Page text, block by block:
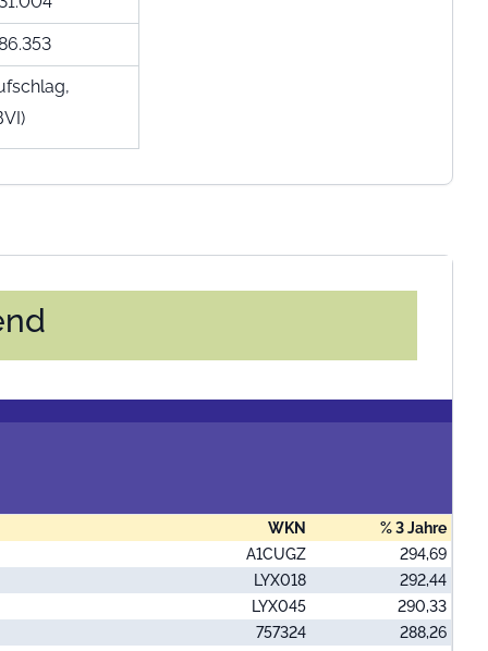
WKN
% 3 Jahre
A1CUGZ
294,69
LYX018
292,44
LYX045
290,33
757324
288,26